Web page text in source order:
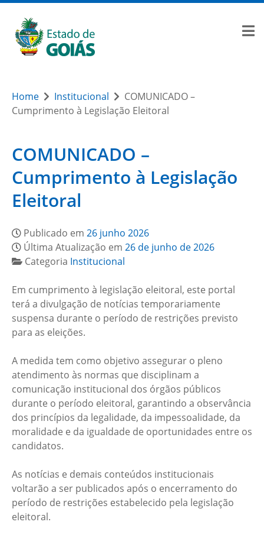
Home Institucional
COMUNICADO –
Cumprimento à Legislação Eleitoral
COMUNICADO –
Cumprimento à Legislação
Eleitoral
Publicado em 26 junho 2026
Última Atualização em 26 de junho de 2026
Categoria Institucional
Em cumprimento à legislação eleitoral, este portal
terá a divulgação de notícias temporariamente
suspensa durante o período de restrições previsto
para as eleições.
A medida tem como objetivo assegurar o pleno
atendimento às normas que disciplinam a
comunicação institucional dos órgãos públicos
durante o período eleitoral, garantindo a observância
dos princípios da legalidade, da impessoalidade, da
moralidade e da igualdade de oportunidades entre os
candidatos.
As notícias e demais conteúdos institucionais
voltarão a ser publicados após o encerramento do
período de restrições estabelecido pela legislação
eleitoral.